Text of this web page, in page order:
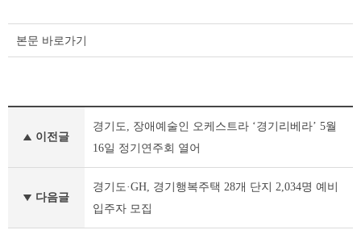
본문 바로가기
다
이전글
경기도, 장애예술인 오케스트라 ‘경기리베라’ 5월
16일 정기연주회 열어
다음글
경기도·GH, 경기행복주택 28개 단지 2,034명 예비
입주자 모집